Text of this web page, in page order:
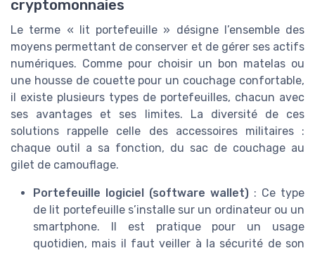
cryptomonnaies
Le terme « lit portefeuille » désigne l’ensemble des
moyens permettant de conserver et de gérer ses actifs
numériques. Comme pour choisir un bon matelas ou
une housse de couette pour un couchage confortable,
il existe plusieurs types de portefeuilles, chacun avec
ses avantages et ses limites. La diversité de ces
solutions rappelle celle des accessoires militaires :
chaque outil a sa fonction, du sac de couchage au
gilet de camouflage.
Portefeuille logiciel (software wallet) : Ce type
de lit portefeuille s’installe sur un ordinateur ou un
smartphone. Il est pratique pour un usage
quotidien, mais il faut veiller à la sécurité de son